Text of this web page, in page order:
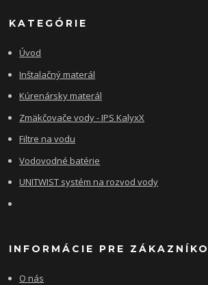
KATEGÓRIE
Úvod
Inštalačný materál
Kúrenársky materál
Zmäkčovače vody - IPS KalyxX
Filtre na vodu
Vodovodné batérie
UNITWIST systém na rozvod vody
INFORMÁCIE PRE
O nás